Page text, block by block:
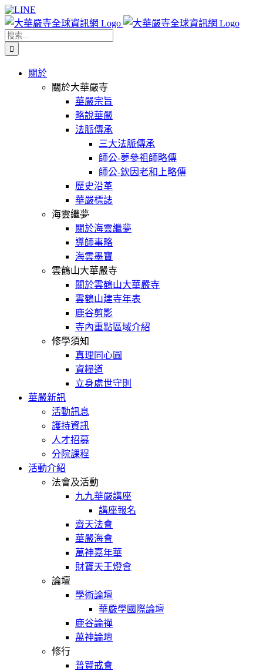
Skip
to
content
Facebook
X
WeChat
YouTube
LINE
搜
索
關於
關於大華嚴寺
華嚴宗旨
略說華嚴
法脈傳承
三大法脈傳承
師公-夢參祖師略傳
師公-欽因老和上略傳
歷史沿革
華嚴標誌
海雲繼夢
關於海雲繼夢
導師事略
海雲墨寶
雲鶴山大華嚴寺
關於雲鶴山大華嚴寺
雲鶴山建寺年表
鹿谷剪影
寺內重點區域介紹
修學須知
真理同心圓
資糧道
立身處世守則
華嚴新訊
活動訊息
護持資訊
人才招募
分院課程
活動介紹
法會及活動
九九華嚴講座
講座報名
齋天法會
華嚴海會
萬神嘉年華
財寶天王燈會
論壇
學術論壇
華嚴學國際論壇
鹿谷論禪
萬神論壇
修行
普賢戒會